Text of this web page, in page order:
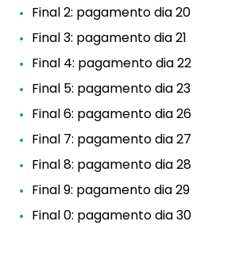
Final 2: pagamento dia 20
Final 3: pagamento dia 21
Final 4: pagamento dia 22
Final 5: pagamento dia 23
Final 6: pagamento dia 26
Final 7: pagamento dia 27
Final 8: pagamento dia 28
Final 9: pagamento dia 29
Final 0: pagamento dia 30